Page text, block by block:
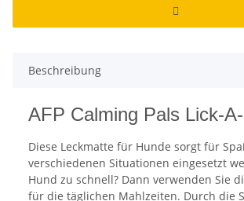
Beschreibung
AFP Calming Pals Lick-
Diese Leckmatte für Hunde sorgt für
verschiedenen Situationen eingesetzt
Hund zu schnell? Dann verwenden Sie
für die täglichen Mahlzeiten. Durch die